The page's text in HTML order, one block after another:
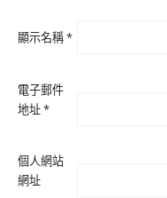
顯示名稱*
電子郵件
地址*
個人網站
網址